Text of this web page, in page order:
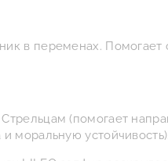
в переменах. Помогает
(помогает
моральную устойчивость).